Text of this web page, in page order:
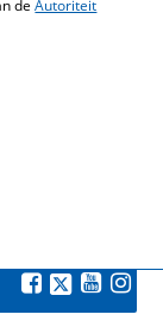
deAutoriteit